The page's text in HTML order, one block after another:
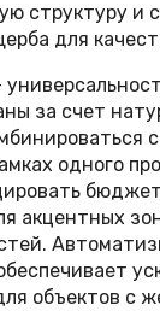
структуру и
для
за счет
одного
акцентных
объектов с